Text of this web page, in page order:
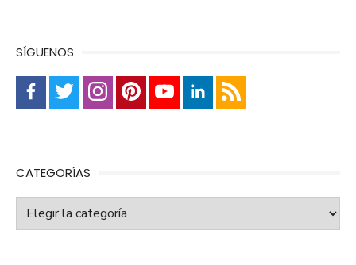
SÍGUENOS
CATEGORÍAS
Categorías